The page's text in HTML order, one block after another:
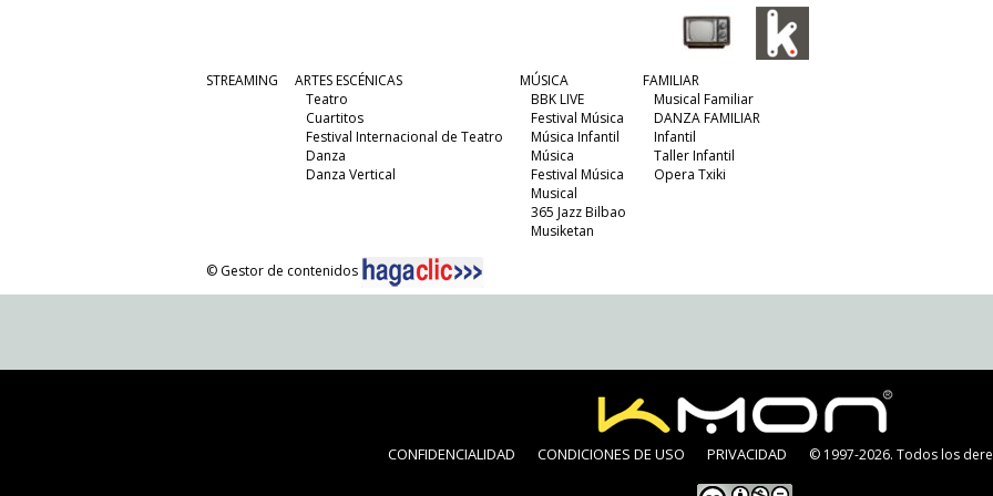
STREAMING
ARTES ESCÉNICAS
Teatro
Cuartitos
Festival Internacional de Teatro
Danza
Danza Vertical
MÚSICA
BBK LIVE
Festival Música
Música Infantil
Música
Festival Música
Musical
365 Jazz Bilbao
Musiketan
FAMILIAR
Musical Familiar
DANZA FAMILIAR
Infantil
Taller Infantil
Opera Txiki
© Gestor de contenidos
CONFIDENCIALIDAD CONDICIONES DE USO PRIVACIDAD © 1997-2026. Todos los